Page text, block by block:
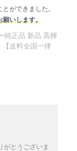
ができました。
願いします。
純正品 新品 高輝
【送料全国一律
がとうございま